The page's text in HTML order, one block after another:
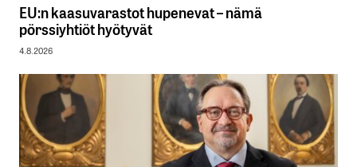
EU:n kaasuvarastot hupenevat – nämä
pörssiyhtiöt hyötyvät
4.8.2026